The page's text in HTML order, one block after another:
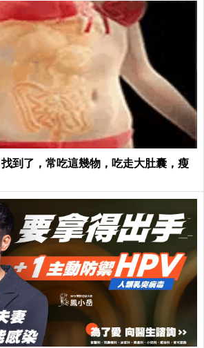
到了，常吃這幾物，吃走大肚囊，瘦